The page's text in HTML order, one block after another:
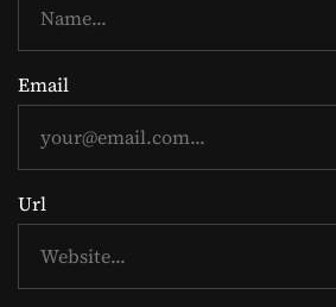
Email
Url